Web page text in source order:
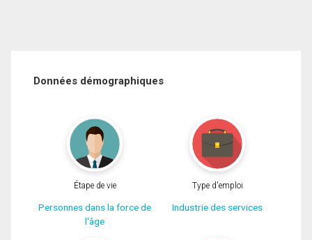
Données démographiques
Étape de vie
Personnes dans la force de
l'âge
Type d'emploi
Industrie des services